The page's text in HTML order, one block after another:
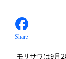
Share
モリサワは9月